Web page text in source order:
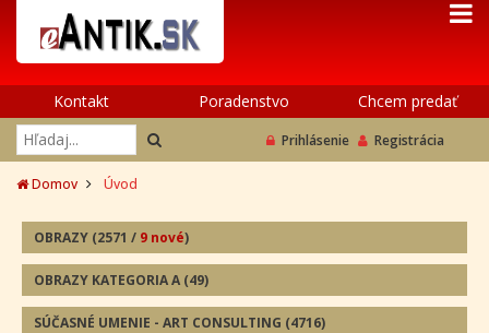
Kontakt Poradenstvo Chcem predať
Prihlásenie Registrácia
Domov Úvod
OBRAZY (2571 / 9 nové)
OBRAZY KATEGORIA A (49)
SÚČASNÉ UMENIE - ART CONSULTING (4716)